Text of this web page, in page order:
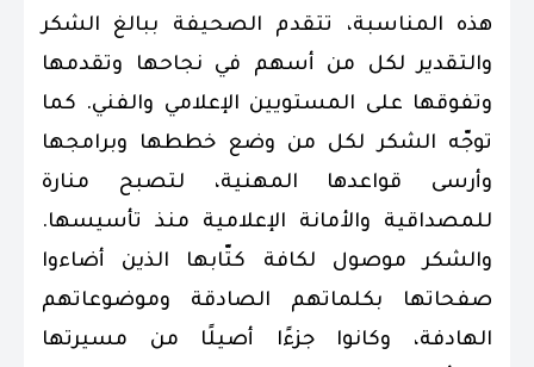
هذه المناسبة، تتقدم الصحيفة ببالغ الشكر
والتقدير لكل من أسهم في نجاحها وتقدمها
وتفوقها على المستويين الإعلامي والفني. كما
توجّه الشكر لكل من وضع خططها وبرامجها
وأرسى قواعدها المهنية، لتصبح منارة
للمصداقية والأمانة الإعلامية منذ تأسيسها.
والشكر موصول لكافة كتّابها الذين أضاءوا
صفحاتها بكلماتهم الصادقة وموضوعاتهم
الهادفة، وكانوا جزءًا أصيلًا من مسيرتها